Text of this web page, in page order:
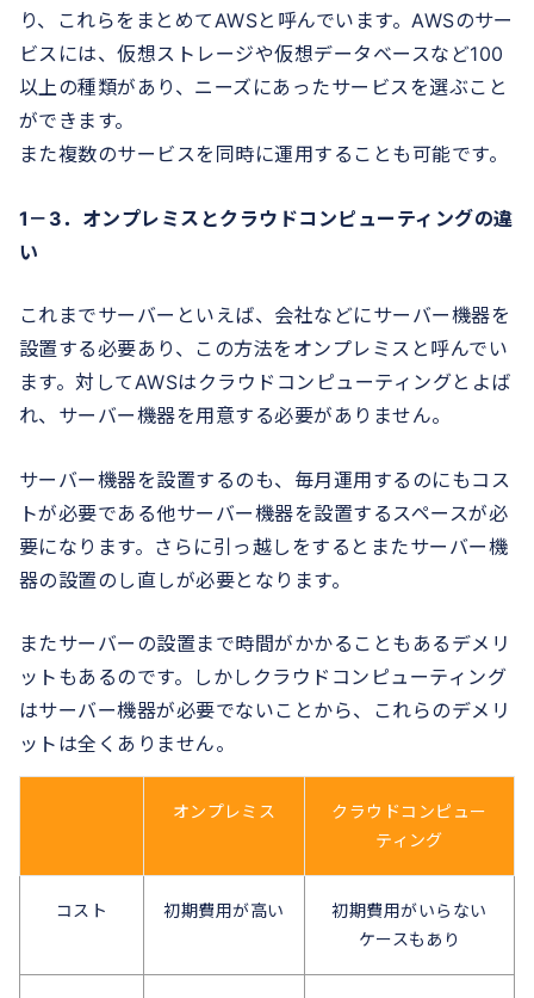
り、これらをまとめてAWSと呼んでいます。AWSのサー
ビスには、仮想ストレージや仮想データベースなど100
以上の種類があり、ニーズにあったサービスを選ぶこと
ができます。
また複数のサービスを同時に運用することも可能です。
1－3．オンプレミスとクラウドコンピューティングの違
い
これまでサーバーといえば、会社などにサーバー機器を
設置する必要あり、この方法をオンプレミスと呼んでい
ます。対してAWSはクラウドコンピューティングとよば
れ、サーバー機器を用意する必要がありません。
サーバー機器を設置するのも、毎月運用するのにもコス
トが必要である他サーバー機器を設置するスペースが必
要になります。さらに引っ越しをするとまたサーバー機
器の設置のし直しが必要となります。
またサーバーの設置まで時間がかかることもあるデメリ
ットもあるのです。しかしクラウドコンピューティング
はサーバー機器が必要でないことから、これらのデメリ
ットは全くありません。
オンプレミス
クラウドコンピュー
ティング
コスト 初期費用が高い
初期費用がいらない
ケースもあり